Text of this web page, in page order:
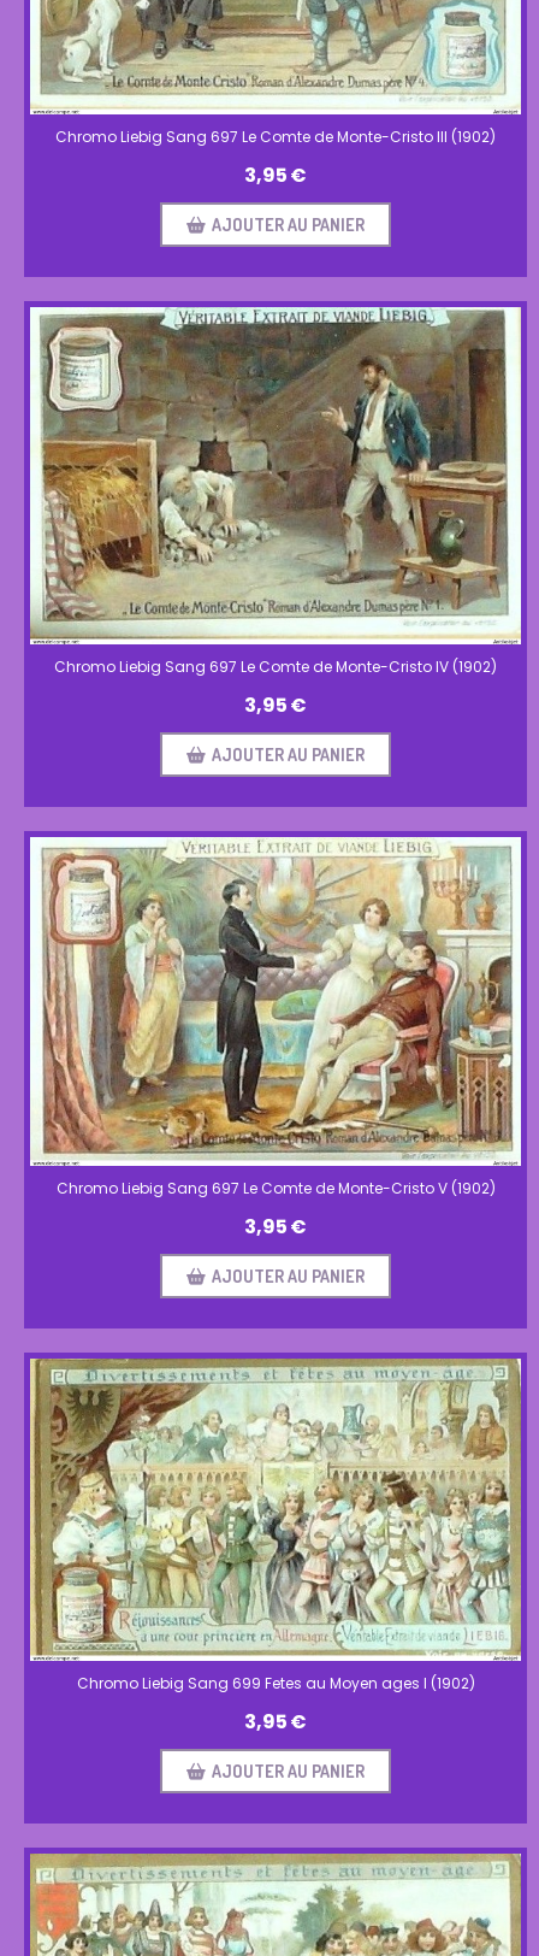
Chromo Liebig Sang 697 Le Comte de Monte-Cristo III (1902)
3,95€
AJOUTER AU PANIER
Chromo Liebig Sang 697 Le Comte de Monte-Cristo IV (1902)
3,95€
AJOUTER AU PANIER
Chromo Liebig Sang 697 Le Comte de Monte-Cristo V (1902)
3,95€
AJOUTER AU PANIER
Chromo Liebig Sang 699 Fetes au Moyen ages I (1902)
3,95€
AJOUTER AU PANIER